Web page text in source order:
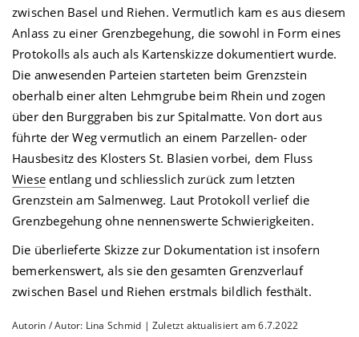
zwischen Basel und Riehen. Vermutlich kam es aus diesem
Anlass zu einer Grenzbegehung, die sowohl in Form eines
Protokolls als auch als Kartenskizze dokumentiert wurde.
Die anwesenden Parteien starteten beim Grenzstein
oberhalb einer alten Lehmgrube beim Rhein und zogen
über den Burggraben bis zur Spitalmatte. Von dort aus
führte der Weg vermutlich an einem Parzellen- oder
Hausbesitz des Klosters St. Blasien vorbei, dem Fluss
Wiese entlang und schliesslich zurück zum letzten
Grenzstein am Salmenweg. Laut Protokoll verlief die
Grenzbegehung ohne nennenswerte Schwierigkeiten.
Die überlieferte Skizze zur Dokumentation ist insofern
bemerkenswert, als sie den gesamten Grenzverlauf
zwischen Basel und Riehen erstmals bildlich festhält.
Autorin / Autor: Lina Schmid | Zuletzt aktualisiert am 6.7.2022